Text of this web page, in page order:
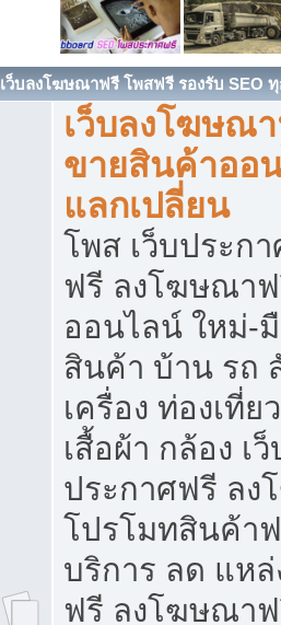
เว็บลงโฆษณาฟรี โพสฟรี รองรับ SEO
เว็บลงโฆษณ
ขายสินค้าออ
แลกเปลี่ยน
โพส เว็บประก
ฟรี ลงโฆษณา
ออนไลน์ ใหม่-
สินค้า บ้าน รถ
เครื่อง ท่องเที่ย
เสื้อผ้า กล้อง เ
ประกาศฟรี ล
โปรโมทสินค้า
บริการ ลด แห
ฟรี ลงโฆษณา